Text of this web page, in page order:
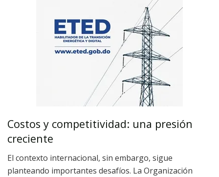
Costos y competitividad: una presión
creciente
El contexto internacional, sin embargo, sigue
planteando importantes desafíos. La Organización